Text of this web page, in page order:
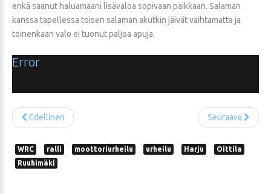
enkä saanut haluamaani lisävaloa sopivaan paikkaan. Salaman
kanssa tapellessa toisen salaman akutkin jäivät vaihtamatta ja
toinenkaan valo ei tuonut paljoa apuja.
Error
Edellinen Seuraava
WRC ralli moottoriurheilu urheilu Harju
Oittila
Ruuhimäki